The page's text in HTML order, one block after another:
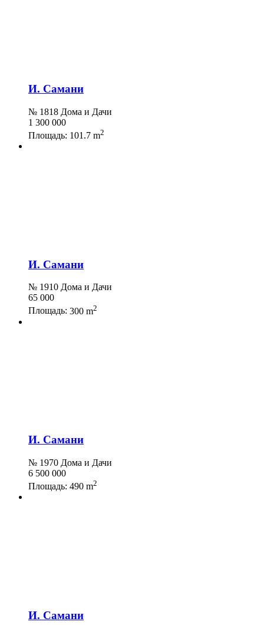
И. Самани
№ 1818 Дома и Дачи
1 300 000
Площадь: 101.7 m2
И. Самани
№ 1910 Дома и Дачи
65 000
Площадь: 300 m2
И. Самани
№ 1970 Дома и Дачи
6 500 000
Площадь: 490 m2
И. Самани